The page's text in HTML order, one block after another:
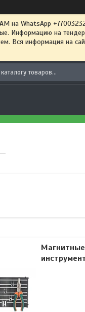
Информацию на
Вся информация на